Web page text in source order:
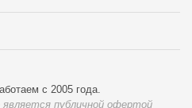
с 2005 года.
публичной офертой